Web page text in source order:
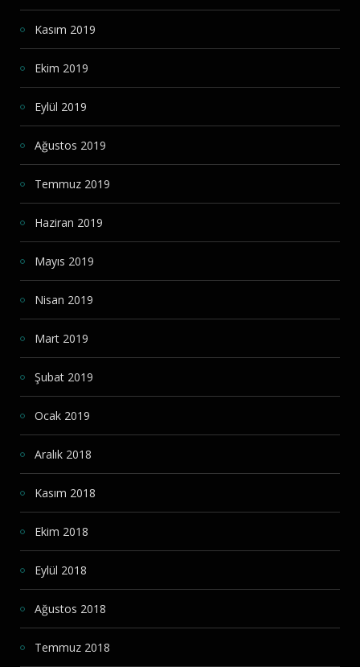
Kasım 2019
Ekim 2019
Eylül 2019
Ağustos 2019
Temmuz 2019
Haziran 2019
Mayıs 2019
Nisan 2019
Mart 2019
Şubat 2019
Ocak 2019
Aralık 2018
Kasım 2018
Ekim 2018
Eylül 2018
Ağustos 2018
Temmuz 2018